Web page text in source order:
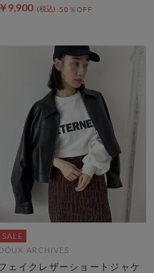
￥9,900 50％OFF
ARCHIVES
ェイクレザーショートジャケ